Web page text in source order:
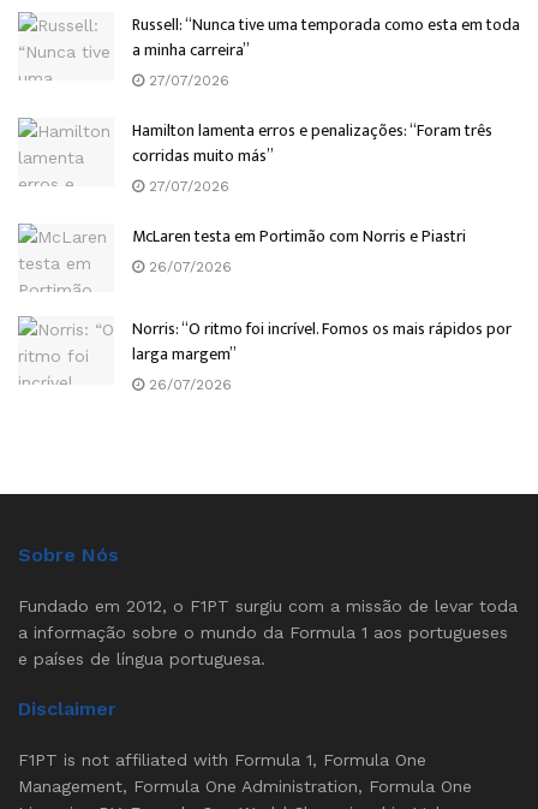
Russell: “Nunca tive uma temporada como esta em toda
a minha carreira”
27/07/2026
Hamilton lamenta erros e penalizações: “Foram três
corridas muito más”
27/07/2026
McLaren testa em Portimão com Norris e Piastri
26/07/2026
Norris: “O ritmo foi incrível. Fomos os mais rápidos por
larga margem”
26/07/2026
Sobre Nós
Fundado em 2012, o F1PT surgiu com a missão de levar toda
a informação sobre o mundo da Formula 1 aos portugueses
e países de língua portuguesa.
Disclaimer
F1PT is not affiliated with Formula 1, Formula One
Management, Formula One Administration, Formula One